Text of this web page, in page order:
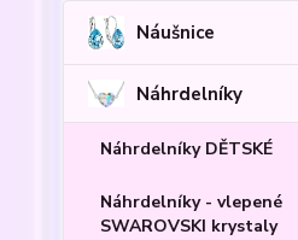
Náušnice
Náhrdelníky
Náhrdelníky DĚTSKÉ
Náhrdelníky - vlepené
SWAROVSKI krystaly